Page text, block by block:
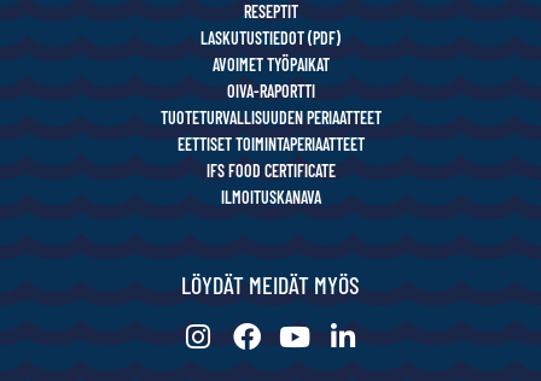
RESEPTIT
LASKUTUSTIEDOT (PDF)
AVOIMET TYÖPAIKAT
OIVA-RAPORTTI
TUOTETURVALLISUUDEN PERIAATTEET
EETTISET TOIMINTAPERIAATTEET
IFS FOOD CERTIFICATE
ILMOITUSKANAVA
LÖYDÄT MEIDÄT MYÖS